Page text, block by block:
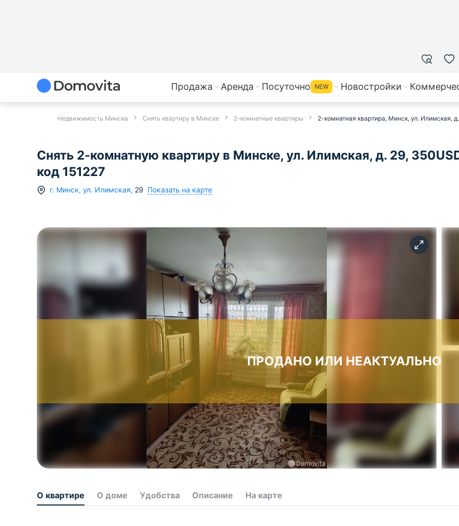
Продажа Аренда Посуточно NEW Новостройки
Недвижимость Минска Снять квартиру в Минске 2-комнатные квартиры 2-комнатная квартира, Минск, ул. Илимская,
Снять 2-комнатную квартиру в Минске, ул. Илимская, д. 29,
код 151227
г. Минск, ул. Илимская, 29 Показать на карте
ПРОДАНО ИЛИ НЕАКТУАЛЬНО
О квартире О доме Удобства Описание На карте